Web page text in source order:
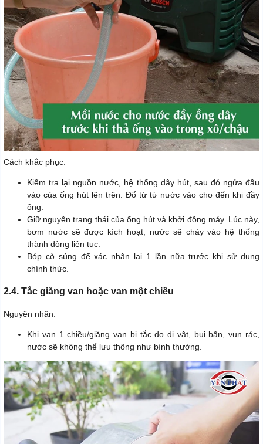
Cách khắc phục:
Kiểm tra lại nguồn nước, hệ thống dây hút, sau đó ngửa đầu
vào của ống hút lên trên. Đổ từ từ nước vào cho đến khi đầy
ống.
Giữ nguyên trạng thái của ống hút và khởi động máy. Lúc này,
bơm nước sẽ được kích hoạt, nước sẽ chảy vào hệ thống
thành dòng liên tục.
Bóp cò súng để xác nhận lại 1 lần nữa trước khi sử dụng
chính thức.
2.4. Tắc giăng van hoặc van một chiều
Nguyên nhân:
Khi van 1 chiều/giăng van bị tắc do dị vật, bụi bẩn, vụn rác,
nước sẽ không thể lưu thông như bình thường.